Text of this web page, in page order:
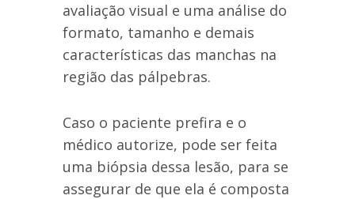
avaliação visual e uma análise do
formato, tamanho e demais
características das manchas na
região das pálpebras.
Caso o paciente prefira e o
médico autorize, pode ser feita
uma biópsia dessa lesão, para se
assegurar de que ela é composta